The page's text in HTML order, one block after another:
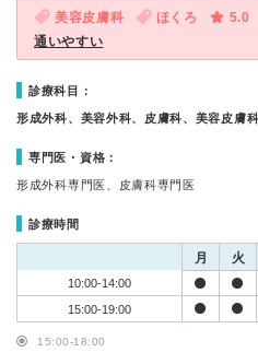
美容皮膚科 ほくろ
5.0
通いやすい
診療科目：
形成外科、美容外科、皮膚科、美容皮膚科
専門医・資格：
形成外科専門医、皮膚科専門医
診療時間
月 火
10:00-14:00
15:00-19:00
15:00-18:00